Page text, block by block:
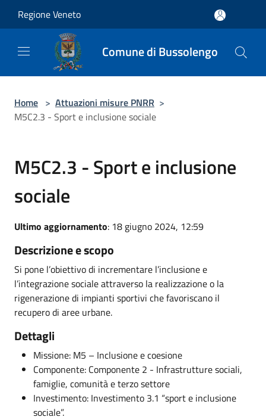
Regione Veneto
Comune di Bussolengo
Home > Attuazioni misure PNRR >
M5C2.3 - Sport e inclusione sociale
M5C2.3 - Sport e inclusione
sociale
Ultimo aggiornamento: 18 giugno 2024, 12:59
Descrizione e scopo
Si pone l’obiettivo di incrementare l’inclusione e
l’integrazione sociale attraverso la realizzazione o la
rigenerazione di impianti sportivi che favoriscano il
recupero di aree urbane.
Dettagli
Missione: M5 – Inclusione e coesione
Componente: Componente 2 - Infrastrutture sociali,
famiglie, comunità e terzo settore
Investimento: Investimento 3.1 “sport e inclusione
sociale”.